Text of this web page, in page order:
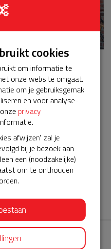
en onderhoud op de
afgerond.
service en onderhoud
bijdrage aan een
cookies
om informatie te
onze website omgaat.
om je gebruiksgemak
en voor analyse-
privacy
afwijzen' zal je
bij je bezoek aan
een (noodzakelijke)
om te onthouden